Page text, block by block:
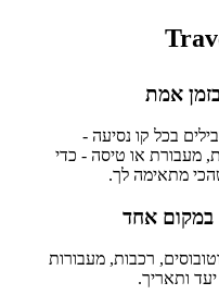
אמת
בכל קו נסיעה -
מעבורת או טיסה - כדי
מתאימה לך.
במקום אחד
רכבות, מעבורות
יעד ותאריך.